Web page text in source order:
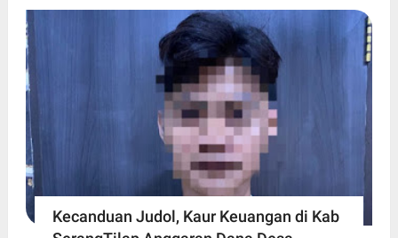
Kecanduan Judol, Kaur Keuangan di Kab